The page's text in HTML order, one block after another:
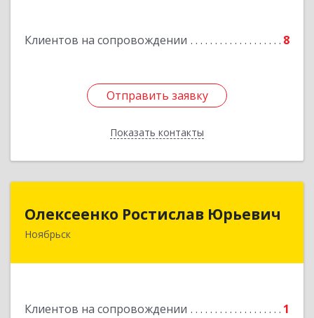
Клиентов на сопровождении 8
Отправить заявку
Показать контакты
Подробнее
Отправить заявку
Назад
Олексеенко Ростислав Юрьевич
Ноябрьск
Клиентов на сопровождении 1
629804, Ямало-Ненецкий АО, Ноябрьск г,